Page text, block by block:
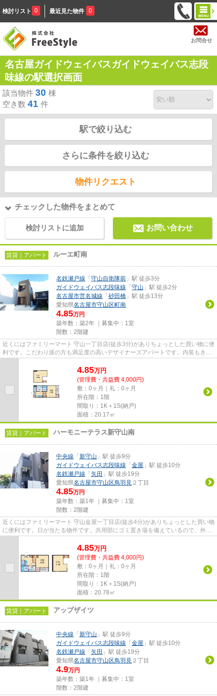
検討リスト 0 最近見た物件 0
お問合せ
名古屋ガイドウェイバスガイドウェイバス志段
味線の駅選択画面
該当物件 30 棟
空き数 41 件
駅で絞り込む
さらに条件を絞り込む
物件リクエスト
チェックした物件をまとめて
検討リストに追加 お問い合わせ
賃貸｜アパート ルーエ町南
名鉄瀬戸線 「 守山自衛隊前 」駅 徒歩3分
ガイドウェイバス志段味線 「 守山 」駅 徒歩2分
名古屋市営名城線 「 砂田橋 」駅 徒歩13分
愛知県名古屋市守山区町南
4.85万円
築年数：築2年 ｜募集中： 1室
階数：2階建
近くにはファミリーマート 守山一丁目店(徒歩3分)がありちょっとした買い物に便
利です。こだわり派の方も満足度の高いデザイナーズアパートです。内装もきれ
4.85万円
(管理費・共益費 4,000円)
敷：0ヶ月｜礼：0ヶ月
所在階：1階
間取り：1K＋1S(納戸)
面積：20.17㎡
賃貸｜アパート ハーモニーテラス新守山南
中央線 「 新守山 」駅 徒歩9分
ガイドウェイバス志段味線 「 金屋 」駅 徒歩10分
名鉄瀬戸線 「 矢田 」駅 徒歩19分
愛知県名古屋市守山区鳥羽見 ２丁目
4.85万円
築年数：築1年 ｜募集中： 1室
階数：2階建
近くにはファミリーマート 守山金屋一丁目店(徒歩4分)がありちょっとした買い物
に便利です。日が当たる物件です。共用部にゴミ置き場を備えているので、外部
4.85万円
(管理費・共益費 4,000円)
敷：0ヶ月｜礼：0ヶ月
所在階：1階
間取り：1K＋1S(納戸)
面積：20.78㎡
賃貸｜アパート アップザイツ
中央線 「 新守山 」駅 徒歩9分
ガイドウェイバス志段味線 「 金屋 」駅 徒歩10分
名鉄瀬戸線 「 矢田 」駅 徒歩19分
愛知県名古屋市守山区鳥羽見 ２丁目
4.9万円
築年数：築1年 ｜募集中： 1室
階数：2階建